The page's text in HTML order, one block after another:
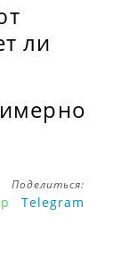
ли
Поделиться:
Telegram